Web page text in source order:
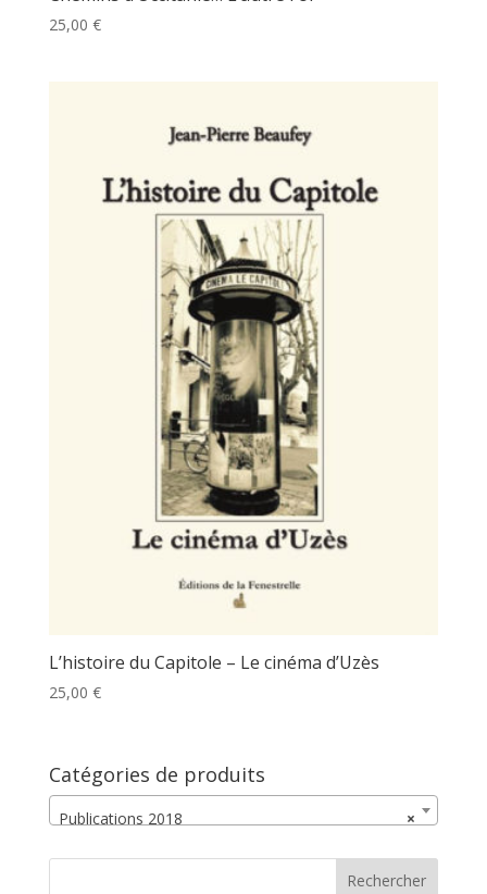
25,00 €
L’histoire du Capitole – Le cinéma d’Uzès
25,00 €
Catégories de produits
×
Publications 2018